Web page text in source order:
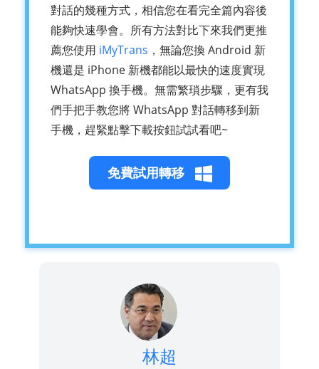
對話的幾種方式，相信您在看完全篇內容後
能夠快速學會。所有方法對比下來我們更推
薦您使用 iMyTrans ，無論您換 Android 新
機還是 iPhone 新機都能以最快的速度實現
WhatsApp 換手機。無需繁瑣步驟，更有我
們手把手教您將 WhatsApp 對話轉移到新
手機，趕緊點擊下載按鈕試試看吧~
免費試用轉移
林超